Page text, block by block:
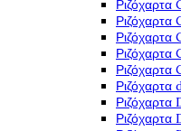
Ριζόχαρτα
Ριζόχαρτα
Ριζόχαρτα
Ριζόχαρτα
Ριζόχαρτα
Ριζόχαρτα
Ριζόχαρτα
Ριζόχαρτα